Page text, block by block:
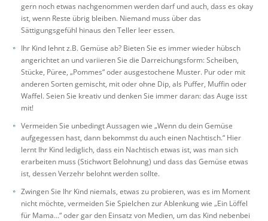
gern noch etwas nachgenommen werden darf und auch, dass es okay
ist, wenn Reste übrig bleiben. Niemand muss über das
Sättigungsgefühl hinaus den Teller leer essen.
Ihr Kind lehnt z.B. Gemüse ab? Bieten Sie es immer wieder hübsch
angerichtet an und variieren Sie die Darreichungsform: Scheiben,
Stücke, Püree, „Pommes“ oder ausgestochene Muster. Pur oder mit
anderen Sorten gemischt, mit oder ohne Dip, als Puffer, Muffin oder
Waffel. Seien Sie kreativ und denken Sie immer daran: das Auge isst
mit!
Vermeiden Sie unbedingt Aussagen wie „Wenn du dein Gemüse
aufgegessen hast, dann bekommst du auch einen Nachtisch.“ Hier
lernt Ihr Kind lediglich, dass ein Nachtisch etwas ist, was man sich
erarbeiten muss (Stichwort Belohnung) und dass das Gemüse etwas
ist, dessen Verzehr belohnt werden sollte.
Zwingen Sie Ihr Kind niemals, etwas zu probieren, was es im Moment
nicht möchte, vermeiden Sie Spielchen zur Ablenkung wie „Ein Löffel
für Mama…“ oder gar den Einsatz von Medien, um das Kind nebenbei